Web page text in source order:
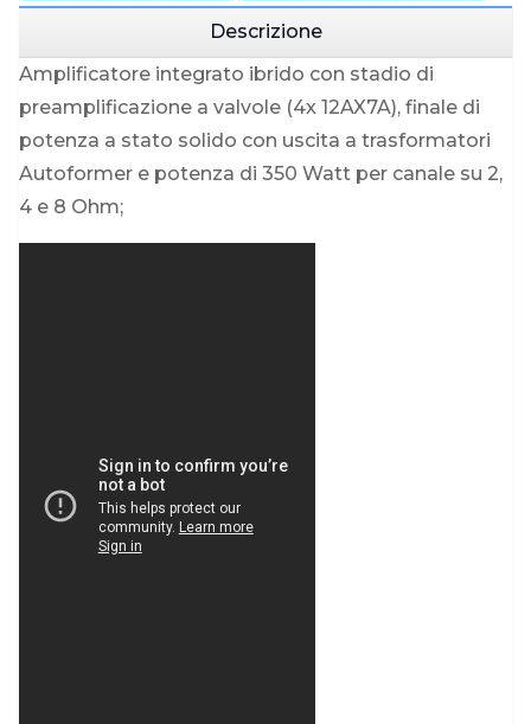
Descrizione
Amplificatore integrato ibrido con stadio di
preamplificazione a valvole (4x 12AX7A), finale di
potenza a stato solido con uscita a trasformatori
Autoformer e potenza di 350 Watt per canale su 2,
4 e 8 Ohm;